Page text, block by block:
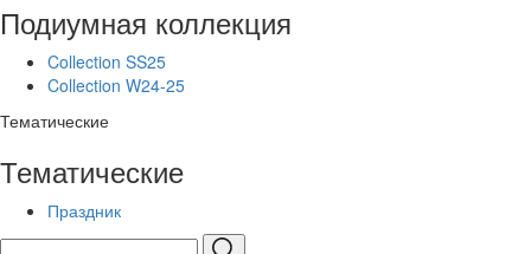
Подиумная коллекция
Collection SS25
Collection W24-25
Тематические
Тематические
Праздник